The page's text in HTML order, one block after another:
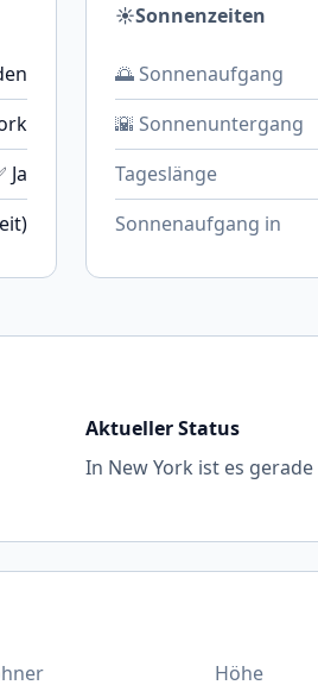
Ja
☀️Sonnenzeiten
🌅 Sonnenaufgang
🌇 Sonnenuntergang
Tageslänge
Sonnenaufgang in
Aktueller Status
In New York ist es gerade
Höhe